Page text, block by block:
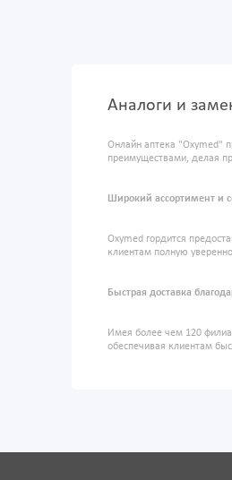
Аналоги и
Онлайн аптека "Oxymed"
преимуществами, делая
Широкий ассортимент и
Oxymed гордится
клиентам полную
Быстрая доставка
Имея более чем 120
обеспечивая клиентам